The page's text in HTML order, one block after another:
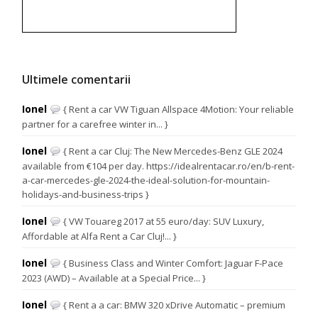
Ultimele comentarii
Ionel
{ Rent a car VW Tiguan Allspace 4Motion: Your reliable
partner for a carefree winter in... }
Ionel
{ Rent a car Cluj: The New Mercedes-Benz GLE 2024
available from €104 per day. https://idealrentacar.ro/en/b-rent-
a-car-mercedes-gle-2024-the-ideal-solution-for-mountain-
holidays-and-business-trips }
Ionel
{ VW Touareg 2017 at 55 euro/day: SUV Luxury,
Affordable at Alfa Rent a Car Cluj!... }
Ionel
{ Business Class and Winter Comfort: Jaguar F-Pace
2023 (AWD) – Available at a Special Price... }
Ionel
{ Rent a a car: BMW 320 xDrive Automatic – premium